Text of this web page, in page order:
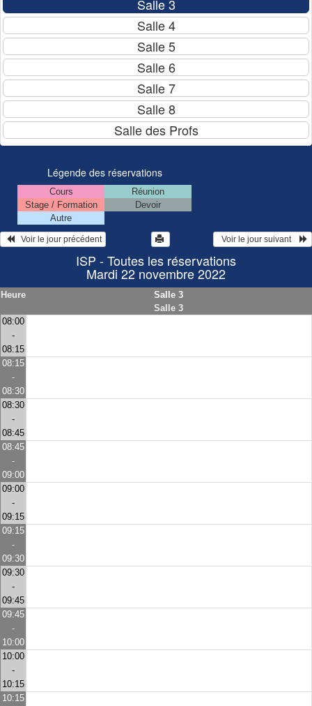
Légende des réservations
Cours
Réunion
Stage / Formation
Devoir
Autre
   Voir le jour précédent
  Voir le jour suivant
ISP - Toutes les réservations
Mardi 22 novembre 2022
Heure
Salle 3
Salle 3
08:00
-
08:15
08:15
-
08:30
08:30
-
08:45
08:45
-
09:00
09:00
-
09:15
09:15
-
09:30
09:30
-
09:45
09:45
-
10:00
10:00
-
10:15
10:15